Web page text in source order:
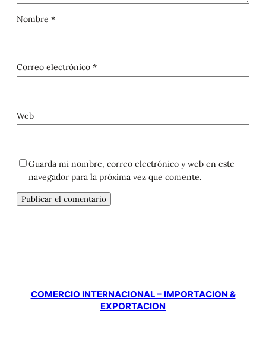
Nombre *
Correo electrónico *
Web
Guarda mi nombre, correo electrónico y web en este
navegador para la próxima vez que comente.
COMERCIO INTERNACIONAL – IMPORTACION &
EXPORTACION